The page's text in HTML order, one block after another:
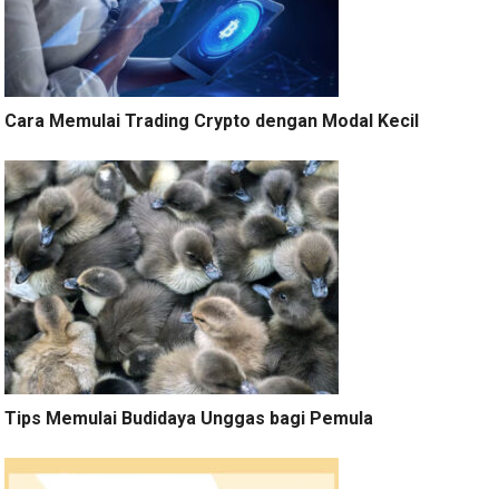
Cara Memulai Trading Crypto dengan Modal Kecil
Tips Memulai Budidaya Unggas bagi Pemula